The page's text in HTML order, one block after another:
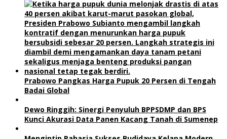
Prabowo Pangkas Harga Pupuk 20 Persen di Tengah
Badai Global
Dewo Ringgih: Sinergi Penyuluh BPPSDMP dan BPS
Kunci Akurasi Data Panen Kacang Tanah di Sumenep